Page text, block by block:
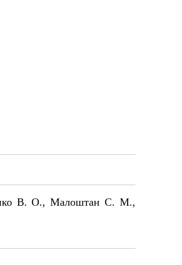
В. О., Малоштан С. М.,